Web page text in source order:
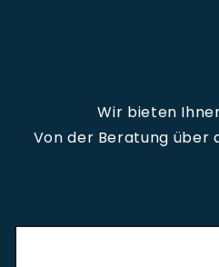
Wir bieten
Von der Beratung über